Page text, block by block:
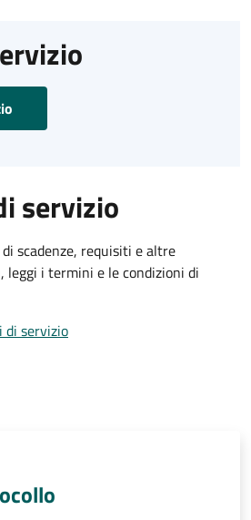
servizio
scadenze, requisiti e altre
i termini e le condizioni di
di servizio